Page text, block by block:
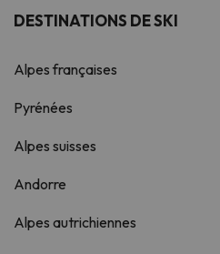
DESTINATIONS DE SKI
Alpes françaises
Pyrénées
Alpes suisses
Andorre
Alpes autrichiennes